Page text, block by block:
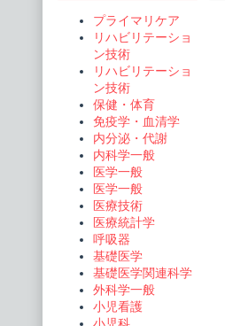
プライマリケア
リハビリテーショ
ン技術
リハビリテーショ
ン技術
保健・体育
免疫学・血清学
内分泌・代謝
内科学一般
医学一般
医学一般
医療技術
医療統計学
呼吸器
基礎医学
基礎医学関連科学
外科学一般
小児看護